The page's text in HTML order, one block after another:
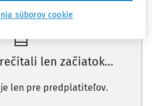
len začiatok...
len pre predplatiteľov.
súborov cookie